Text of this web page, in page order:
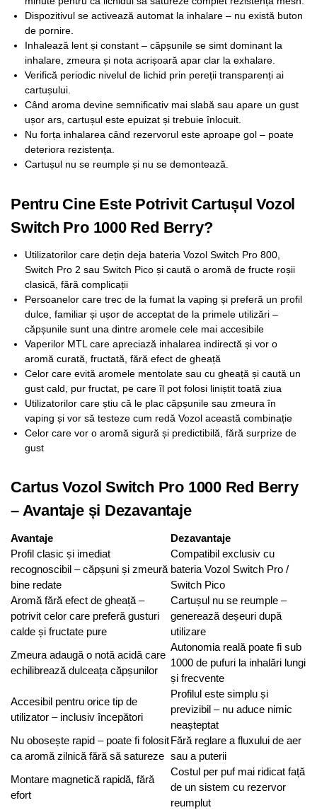
Dispozitivul se activează automat la inhalare – nu există buton
de pornire.
Inhalează lent și constant – căpșunile se simt dominant la
inhalare, zmeura și nota acrișoară apar clar la exhalare.
Verifică periodic nivelul de lichid prin pereții transparenți ai
cartușului.
Când aroma devine semnificativ mai slabă sau apare un gust
ușor ars, cartușul este epuizat și trebuie înlocuit.
Nu forța inhalarea când rezervorul este aproape gol – poate
deteriora rezistența.
Cartușul nu se reumple și nu se demontează.
Pentru Cine Este Potrivit Cartușul Vozol
Switch Pro 1000 Red Berry?
Utilizatorilor care dețin deja bateria Vozol Switch Pro 800,
Switch Pro 2 sau Switch Pico și caută o aromă de fructe roșii
clasică, fără complicații
Persoanelor care trec de la fumat la vaping și preferă un profil
dulce, familiar și ușor de acceptat de la primele utilizări –
căpșunile sunt una dintre aromele cele mai accesibile
Vaperilor MTL care apreciază inhalarea indirectă și vor o
aromă curată, fructată, fără efect de gheață
Celor care evită aromele mentolate sau cu gheață și caută un
gust cald, pur fructat, pe care îl pot folosi liniștit toată ziua
Utilizatorilor care știu că le plac căpșunile sau zmeura în
vaping și vor să testeze cum redă Vozol această combinație
Celor care vor o aromă sigură și predictibilă, fără surprize de
gust
Cartus Vozol Switch Pro 1000 Red Berry
– Avantaje și Dezavantaje
Avantaje
Dezavantaje
Profil clasic și imediat
recognoscibil – căpșuni și zmeură
bine redate
Compatibil exclusiv cu
bateria Vozol Switch Pro /
Switch Pico
Aromă fără efect de gheață –
potrivit celor care preferă gusturi
calde și fructate pure
Cartușul nu se reumple –
generează deșeuri după
utilizare
Zmeura adaugă o notă acidă care
echilibrează dulceața căpșunilor
Autonomia reală poate fi sub
1000 de pufuri la inhalări lungi
și frecvente
Accesibil pentru orice tip de
utilizator – inclusiv începători
Profilul este simplu și
previzibil – nu aduce nimic
neașteptat
Nu obosește rapid – poate fi folosit
ca aromă zilnică fără să satureze
Fără reglare a fluxului de aer
sau a puterii
Montare magnetică rapidă, fără
efort
Costul per puf mai ridicat față
de un sistem cu rezervor
reumplut